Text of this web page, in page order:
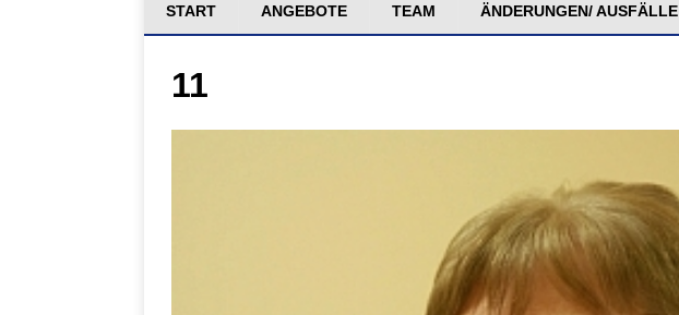
START ANGEBOTE TEAM ÄNDERUNGEN/ AUSFÄLLE
11